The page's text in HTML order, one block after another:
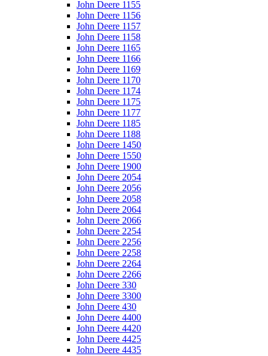
John Deere 1155
John Deere 1156
John Deere 1157
John Deere 1158
John Deere 1165
John Deere 1166
John Deere 1169
John Deere 1170
John Deere 1174
John Deere 1175
John Deere 1177
John Deere 1185
John Deere 1188
John Deere 1450
John Deere 1550
John Deere 1900
John Deere 2054
John Deere 2056
John Deere 2058
John Deere 2064
John Deere 2066
John Deere 2254
John Deere 2256
John Deere 2258
John Deere 2264
John Deere 2266
John Deere 330
John Deere 3300
John Deere 430
John Deere 4400
John Deere 4420
John Deere 4425
John Deere 4435